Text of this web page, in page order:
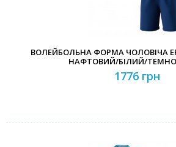
ВОЛЕЙБОЛЬНА ФОРМА ЧОЛОВІЧА
НАФТОВИЙ/БІЛИЙ/
1776 грн